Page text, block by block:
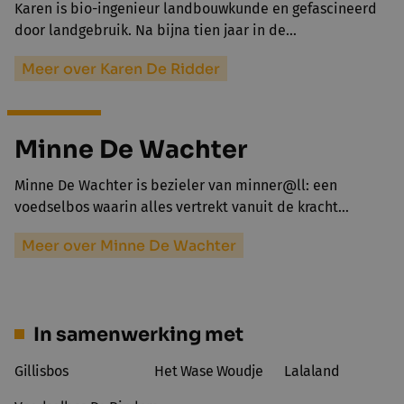
Karen is bio-ingenieur landbouwkunde en gefascineerd
door landgebruik. Na bijna tien jaar in de…
Meer over Karen De Ridder
Minne De Wachter
Minne De Wachter is bezieler van minner@ll: een
voedselbos waarin alles vertrekt vanuit de kracht…
Meer over Minne De Wachter
In samenwerking met
Gillisbos Het Wase Woudje Lalaland